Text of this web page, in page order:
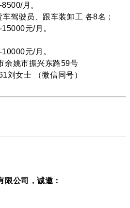
月。
驾驶员、跟车装卸工 各8名；
元/月。
元/月。
余姚市振兴东路59号
刘女士 （微信同号）
限公司，诚邀：